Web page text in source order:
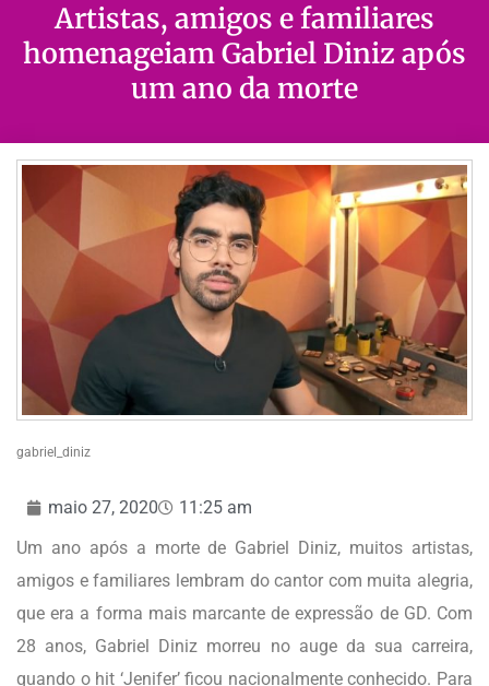
Artistas, amigos e familiares
homenageiam Gabriel Diniz após
um ano da morte
gabriel_diniz
maio 27, 2020
11:25 am
Um ano após a morte de Gabriel Diniz, muitos artistas,
amigos e familiares lembram do cantor com muita alegria,
que era a forma mais marcante de expressão de GD. Com
28 anos, Gabriel Diniz morreu no auge da sua carreira,
quando o hit ‘Jenifer’ ficou nacionalmente conhecido. Para